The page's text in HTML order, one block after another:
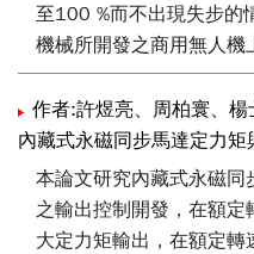
至100 %而不出現失步的
機械所開發之商用無人機
(1)建置實驗平台(2)無感
100 %加速測試 (4)滿載
試。本測試改善文獻[1]所
並在實際的無人機上進
之目標，實際測試所開發
機馬達運轉結果優化其演
作者:許煜亮、周柏寰、
內藏式永磁同步馬達定力
本論文研究內藏式永磁
之輸出控制開發，在額
大定力矩輸出，在額定